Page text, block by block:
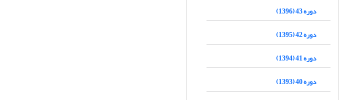
دوره 43 (1396)
دوره 42 (1395)
دوره 41 (1394)
دوره 40 (1393)